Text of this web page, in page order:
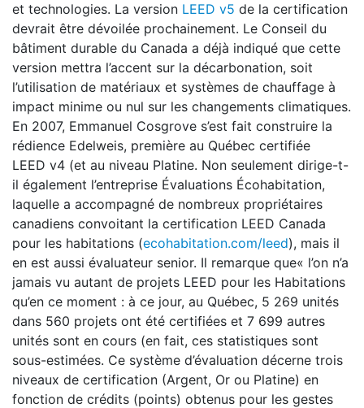
et technologies. La version LEED v5 de la certification
devrait être dévoilée prochainement. Le Conseil du
bâtiment durable du Canada a déjà indiqué que cette
version mettra l’accent sur la décarbonation, soit
l’utilisation de matériaux et systèmes de chauffage à
impact minime ou nul sur les changements climatiques.
En 2007, Emmanuel Cosgrove s’est fait construire la
rédience Edelweis, première au Québec certifiée
LEED v4 (et au niveau Platine. Non seulement dirige-t-
il également l’entreprise Évaluations Écohabitation,
laquelle a accompagné de nombreux propriétaires
canadiens convoitant la certification LEED Canada
pour les habitations (ecohabitation.com/leed), mais il
en est aussi évaluateur senior. Il remarque que« l’on n’a
jamais vu autant de projets LEED pour les Habitations
qu’en ce moment : à ce jour, au Québec, 5 269 unités
dans 560 projets ont été certifiées et 7 699 autres
unités sont en cours (en fait, ces statistiques sont
sous-estimées. Ce système d’évaluation décerne trois
niveaux de certification (Argent, Or ou Platine) en
fonction de crédits (points) obtenus pour les gestes